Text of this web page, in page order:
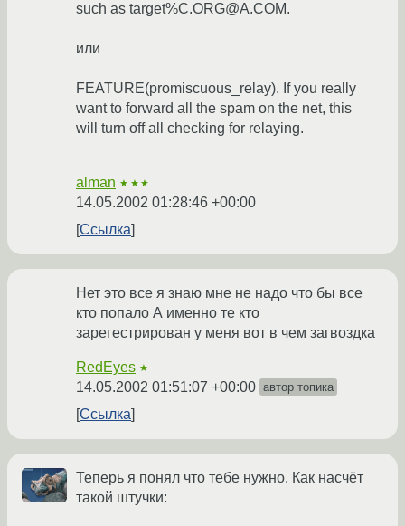
such as target%C.ORG@A.COM.
или
FEATURE(promiscuous_relay). If you really
want to forward all the spam on the net, this
will turn off all checking for relaying.
alman ★★★
14.05.2002 01:28:46 +00:00
Ссылка
Нет это все я знаю мне не надо что бы все
кто попало А именно те кто
зарегестрирован у меня вот в чем загвоздка
RedEyes ★
14.05.2002 01:51:07 +00:00 автор топика
Ссылка
Теперь я понял что тебе нужно. Как насчёт
такой штучки: